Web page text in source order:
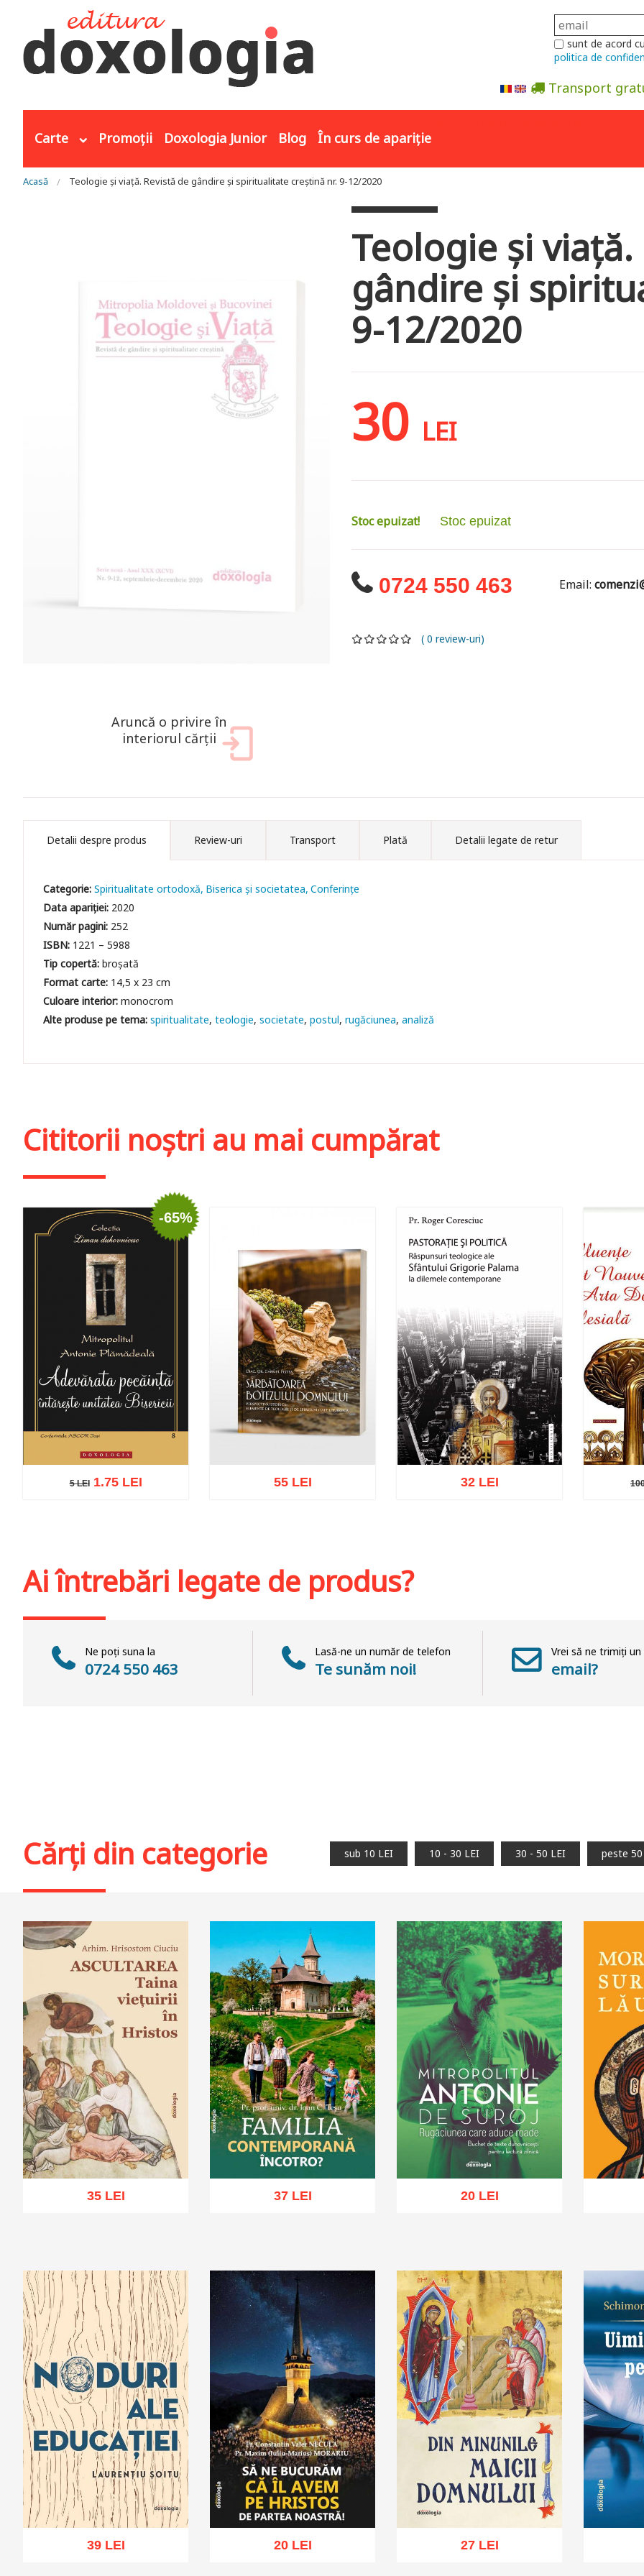
sunt de acord
politica de
Transport
Carte Promoții Doxologia Junior Blog În curs de apariție
Eşti aici
Acasă Teologie și viață. Revistă de gândire și spiritualitate creștină nr. 9-12/2020
Aruncă o privire în
interiorul cărții
Teologie și viață.
gândire și
9-12/2020
30 LEI
Stoc epuizat! Stoc epuizat
0724 550 463 Email:
( 0 review-uri)
Detalii despre produs Review-uri Transport Plată Detalii legate de retur
Categorie:Spiritualitate ortodoxă Biserica și societatea Conferințe
Data apariției: 2020
Număr pagini: 252
ISBN: 1221 – 5988
Tip copertă:broșată
Format carte: 14,5 x 23 cm
Culoare interior:monocrom
spiritualitate teologie societate postul rugăciunea analiză
Cititorii noștri au mai cumpărat
-65%
5 LEI1.75 LEI 55 LEI 32 LEI
Ai întrebări legate de produs?
Ne poți suna la
0724 550 463
Lasă-ne un număr de telefon
Te sunăm noi!
Vrei să ne trimiți un
email?
Cărți din categorie sub 10 LEI 10 - 30 LEI 30 - 50 LEI peste
Adaugă în coș Wishlist
35 LEI
Adaugă în coș Wishlist
37 LEI
Adaugă în coș Wishlist
20 LEI
39 LEI 20 LEI 27 LEI